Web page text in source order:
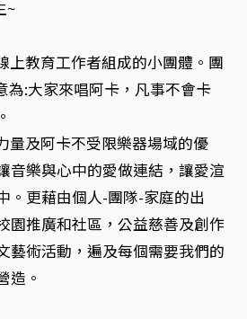
~
上教育工作者組成的小團體。團
:大家來唱阿卡，凡事不會卡
量及阿卡不受限樂器場域的優
音樂與心中的愛做連結，讓愛渲
。更藉由個人-團隊-家庭的出
園推廣和社區，公益慈善及創作
藝術活動，遍及每個需要我們的
造。